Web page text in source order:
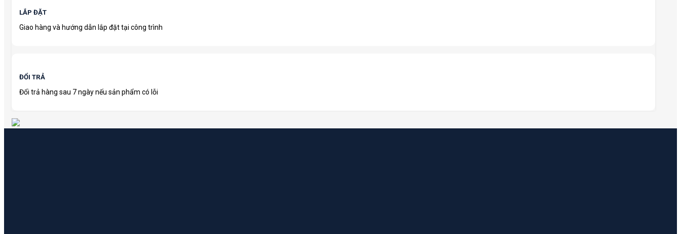
LẮP ĐẶT
Giao hàng và hướng dẫn lắp đặt tại công trình
ĐỔI TRẢ
Đổi trả hàng sau 7 ngày nếu sản phẩm có lỗi